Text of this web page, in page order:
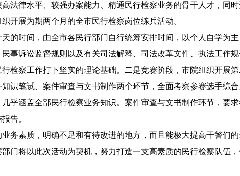
法律水平、较强办案能力、精通民行检察业务的骨干人才，同
开展为期两个月的全市民行检察岗位练兵活动。
的时间，由全市各民行部门自行统筹安排时间，以个人自学为
事诉讼监督规则以及有关司法解释、司法改革文件、执法工作
检察工作打下坚实的理论基础。二是竞赛阶段，市院组织开展
识笔试、案件审查与文书制作两个环节，全面考察参赛选手综
乎涵盖全部民行检察业务知识。案件审查与文书制作环节，要
告。
务素质，明确不足和有待改进的地方，而且能极大提高干警们
门将以此次活动为契机，努力打造一支高素质的民行检察队伍